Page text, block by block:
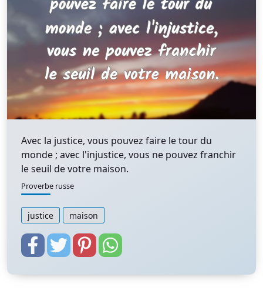
Avec la justice, vous pouvez faire le tour du
monde ; avec l'injustice, vous ne pouvez franchir
le seuil de votre maison.
Proverbe russe
justice maison